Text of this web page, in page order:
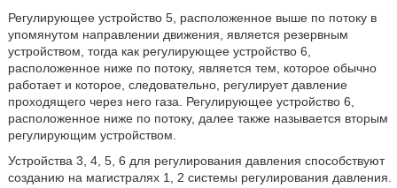
Регулирующее устройство 5, расположенное выше по потоку в
упомянутом направлении движения, является резервным
устройством, тогда как регулирующее устройство 6,
расположенное ниже по потоку, является тем, которое обычно
работает и которое, следовательно, регулирует давление
проходящего через него газа. Регулирующее устройство 6,
расположенное ниже по потоку, далее также называется вторым
регулирующим устройством.
Устройства 3, 4, 5, 6 для регулирования давления способствуют
созданию на магистралях 1, 2 системы регулирования давления.